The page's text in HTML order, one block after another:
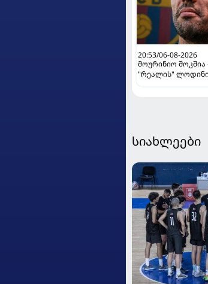
20:53/06-08-2026
მოურინიო
"რეალის"
სიახლეები